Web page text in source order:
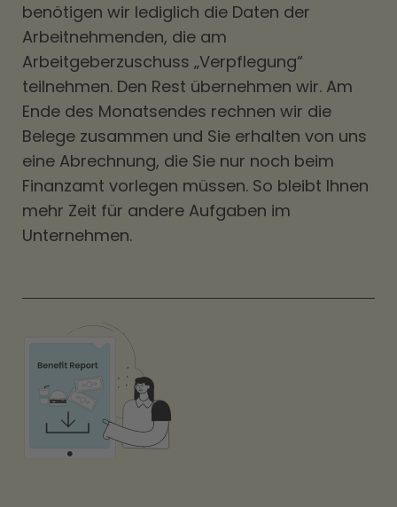
benötigen wir lediglich die Daten der
Arbeitnehmenden, die am
Arbeitgeberzuschuss „Verpflegung“
teilnehmen. Den Rest übernehmen wir. Am
Ende des Monatsendes rechnen wir die
Belege zusammen und Sie erhalten von uns
eine Abrechnung, die Sie nur noch beim
Finanzamt vorlegen müssen. So bleibt Ihnen
mehr Zeit für andere Aufgaben im
Unternehmen.